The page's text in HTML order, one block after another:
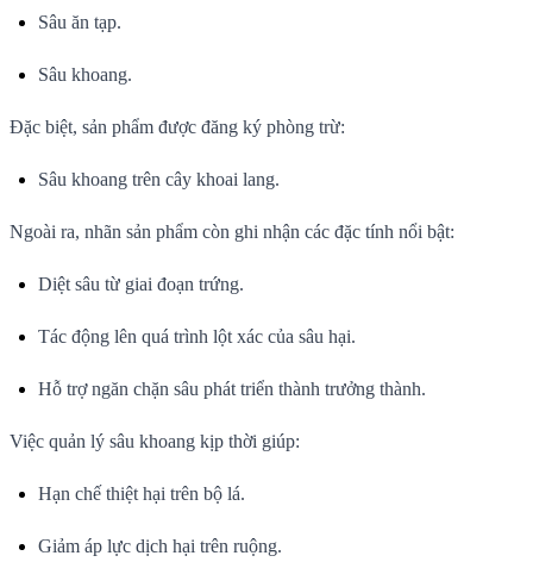
Sâu ăn tạp.
Sâu khoang.
Đặc biệt, sản phẩm được đăng ký phòng trừ:
Sâu khoang trên cây khoai lang.
Ngoài ra, nhãn sản phẩm còn ghi nhận các đặc tính nổi bật:
Diệt sâu từ giai đoạn trứng.
Tác động lên quá trình lột xác của sâu hại.
Hỗ trợ ngăn chặn sâu phát triển thành trưởng thành.
Việc quản lý sâu khoang kịp thời giúp:
Hạn chế thiệt hại trên bộ lá.
Giảm áp lực dịch hại trên ruộng.